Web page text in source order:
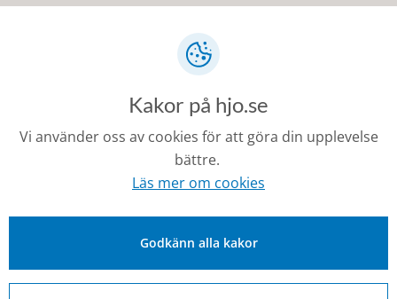
kommunen@hjo.se
Besöks- och postadress: Torggatan 2, 544 30 Hjo
Organisationsnummer: 212000-1728
Kakor på hjo.se
Vi använder oss av cookies för att göra din upplevelse
bättre.
Läs mer om cookies
Godkänn alla kakor